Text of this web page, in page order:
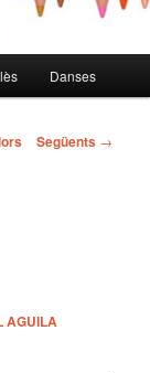
Danses
Següents →
AGUILA